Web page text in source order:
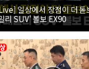
일상에서 장점이 더 돋
리 SUV' 볼보 EX90